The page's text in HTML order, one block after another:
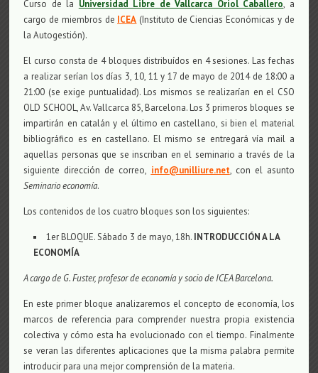
Curso de la Universidad Libre de Vallcarca Oriol Caballero, a
cargo de miembros de ICEA (Instituto de Ciencias Económicas y de
la Autogestión).
El curso consta de 4 bloques distribuídos en 4 sesiones. Las fechas
a realizar serían los días 3, 10, 11 y 17 de mayo de 2014 de 18:00 a
21:00 (se exige puntualidad). Los mismos se realizarían en el CSO
OLD SCHOOL, Av. Vallcarca 85, Barcelona. Los 3 primeros bloques se
impartirán en catalán y el último en castellano, si bien el material
bibliográfico es en castellano. El mismo se entregará vía mail a
aquellas personas que se inscriban en el seminario a través de la
siguiente dirección de correo, info@unilliure.net, con el asunto
Seminario economía.
Los contenidos de los cuatro bloques son los siguientes:
1er BLOQUE. Sábado 3 de mayo, 18h. INTRODUCCIÓN A LA
ECONOMÍA
A cargo de G. Fuster, profesor de economía y socio de ICEA Barcelona.
En este primer bloque analizaremos el concepto de economía, los
marcos de referencia para comprender nuestra propia existencia
colectiva y cómo esta ha evolucionado con el tiempo. Finalmente
se veran las diferentes aplicaciones que la misma palabra permite
introducir para una mejor comprensión de la materia.